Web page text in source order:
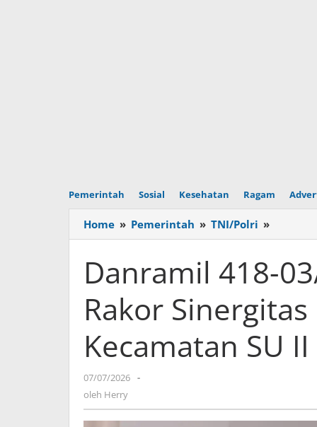
Pemerintah Sosial Kesehatan Ragam
Home » Pemerintah » TNI/Polri »
418-
Jadi
Rakor
Lintas
Sektor
Danramil 418-
Rakor
Kecamatan SU
07/07/2026 oleh
-
oleh Herry